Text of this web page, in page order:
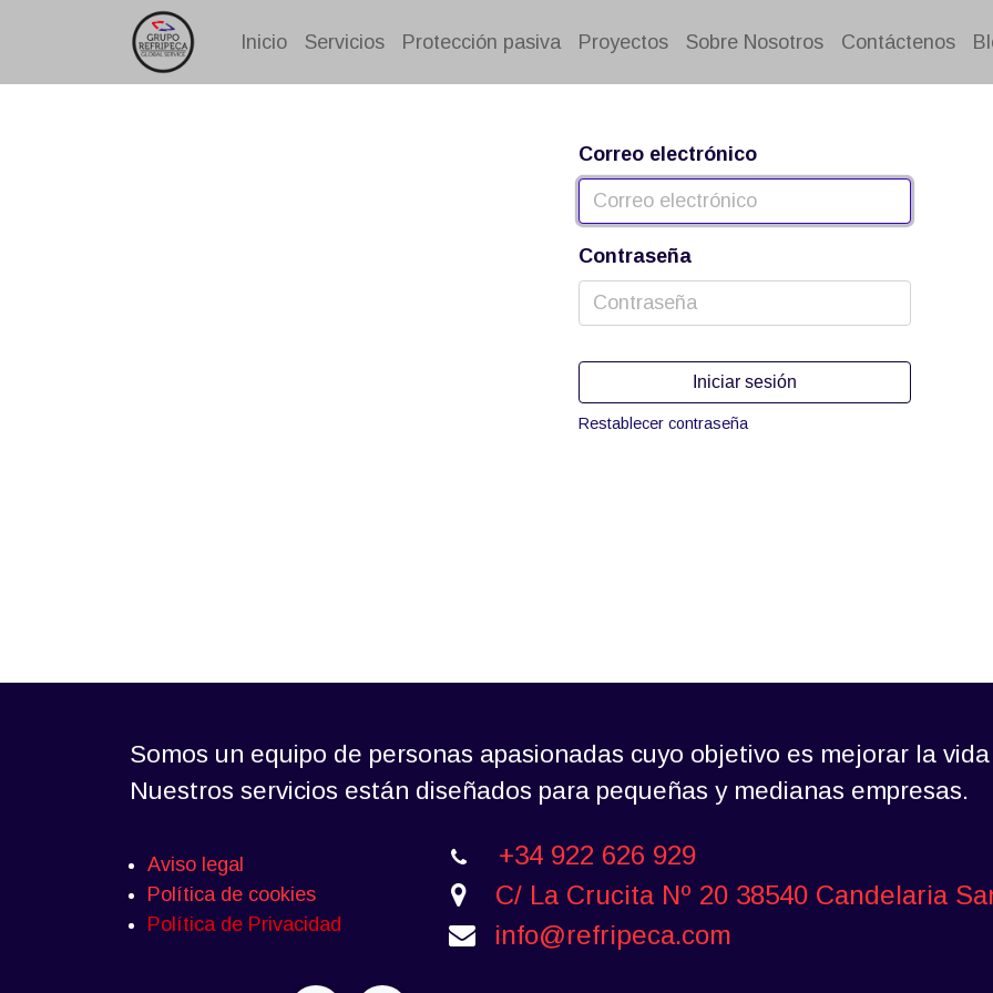
Inicio Servicios Protección pasiva Proyectos Sobre Nosotros Contáctenos
Correo electrónico
Contraseña
Iniciar sesión
Restablecer contraseña
Somos un equipo de personas apasionadas cuyo objetivo es mejorar la
Nuestros servicios están diseñados para pequeñas y medianas empresas.
Aviso legal
Política de cookies
Política de Privacidad
+34 922 626 929
C/ La Crucita Nº 20 38540 Candelaria
info@refripeca.com